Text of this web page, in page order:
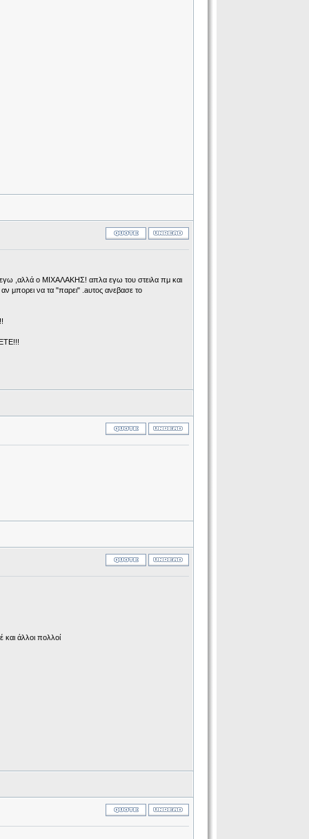
,αλλά ο ΜΙΧΑΛΑΚΗΣ! απλα εγω του στειλα πμ και
μπορει να τα "παρει" .aυτος ανεβασε το
και άλλοι πολλοί